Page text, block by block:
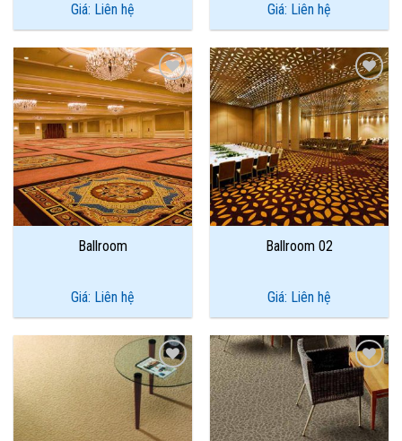
Giá: Liên hệ Giá: Liên hệ
Add to
Wishlist
Ballroom
Giá: Liên hệ
Add to
Wishlist
Ballroom 02
Giá: Liên hệ
Add to
Wishlist
Add to
Wishlist